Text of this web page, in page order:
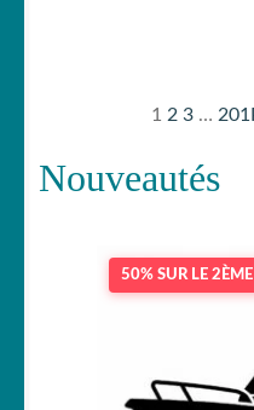
1 2 3 … 201
Nouveautés
50% SUR LE